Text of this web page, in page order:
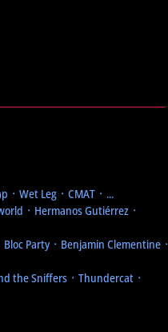
᛫ Wet Leg ᛫ CMAT ᛫ ...
᛫ Hermanos Gutiérrez ᛫
Bloc Party ᛫ Benjamin Clementine ᛫
the Sniffers ᛫ Thundercat ᛫